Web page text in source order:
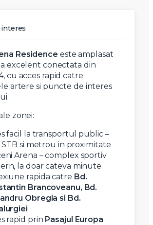
Residence este amplasat
excelent conectata din
cu acces rapid catre
artere si puncte de interes
zonei:
facil la transportul public –
STB si metrou in proximitate
Arena – complex sportiv
la doar cateva minute
rapida catre Bd.
Brancoveanu, Bd.
Obregia si Bd.
rapid prin Pasajul Europa